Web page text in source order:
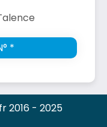
*
2016 - 2025